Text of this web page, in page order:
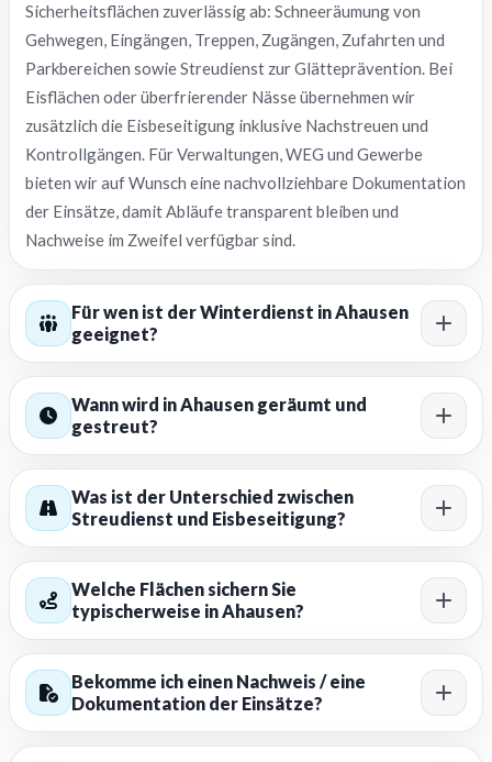
Sicherheitsflächen zuverlässig ab: Schneeräumung von
Gehwegen, Eingängen, Treppen, Zugängen, Zufahrten und
Parkbereichen sowie Streudienst zur Glätteprävention. Bei
Eisflächen oder überfrierender Nässe übernehmen wir
zusätzlich die Eisbeseitigung inklusive Nachstreuen und
Kontrollgängen. Für Verwaltungen, WEG und Gewerbe
bieten wir auf Wunsch eine nachvollziehbare Dokumentation
der Einsätze, damit Abläufe transparent bleiben und
Nachweise im Zweifel verfügbar sind.
Für wen ist der Winterdienst in Ahausen
geeignet?
Wann wird in Ahausen geräumt und
gestreut?
Was ist der Unterschied zwischen
Streudienst und Eisbeseitigung?
Welche Flächen sichern Sie
typischerweise in Ahausen?
Bekomme ich einen Nachweis / eine
Dokumentation der Einsätze?